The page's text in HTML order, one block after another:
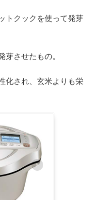
トクックを使って発芽
芽させたもの。
化され、玄米よりも栄